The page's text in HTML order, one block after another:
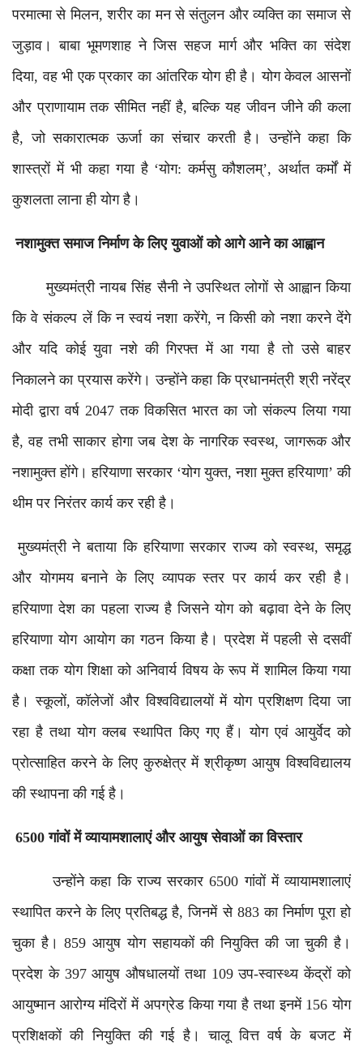
परमात्मा से मिलन, शरीर का मन से संतुलन और व्यक्ति का समाज से
जुड़ाव। बाबा भूमणशाह ने जिस सहज मार्ग और भक्ति का संदेश
दिया, वह भी एक प्रकार का आंतरिक योग ही है। योग केवल आसनों
और प्राणायाम तक सीमित नहीं है, बल्कि यह जीवन जीने की कला
है, जो सकारात्मक ऊर्जा का संचार करती है। उन्होंने कहा कि
शास्त्रों में भी कहा गया है ‘योग: कर्मसु कौशलम्’, अर्थात कर्मों में
कुशलता लाना ही योग है।
नशामुक्त समाज निर्माण के लिए युवाओं को आगे आने का आह्वान
मुख्यमंत्री नायब सिंह सैनी ने उपस्थित लोगों से आह्वान किया
कि वे संकल्प लें कि न स्वयं नशा करेंगे, न किसी को नशा करने देंगे
और यदि कोई युवा नशे की गिरफ्त में आ गया है तो उसे बाहर
निकालने का प्रयास करेंगे। उन्होंने कहा कि प्रधानमंत्री श्री नरेंद्र
मोदी द्वारा वर्ष 2047 तक विकसित भारत का जो संकल्प लिया गया
है, वह तभी साकार होगा जब देश के नागरिक स्वस्थ, जागरूक और
नशामुक्त होंगे। हरियाणा सरकार ‘योग युक्त, नशा मुक्त हरियाणा’ की
थीम पर निरंतर कार्य कर रही है।
मुख्यमंत्री ने बताया कि हरियाणा सरकार राज्य को स्वस्थ, समृद्ध
और योगमय बनाने के लिए व्यापक स्तर पर कार्य कर रही है।
हरियाणा देश का पहला राज्य है जिसने योग को बढ़ावा देने के लिए
हरियाणा योग आयोग का गठन किया है। प्रदेश में पहली से दसवीं
कक्षा तक योग शिक्षा को अनिवार्य विषय के रूप में शामिल किया गया
है। स्कूलों, कॉलेजों और विश्वविद्यालयों में योग प्रशिक्षण दिया जा
रहा है तथा योग क्लब स्थापित किए गए हैं। योग एवं आयुर्वेद को
प्रोत्साहित करने के लिए कुरुक्षेत्र में श्रीकृष्ण आयुष विश्वविद्यालय
की स्थापना की गई है।
6500 गांवों में व्यायामशालाएं और आयुष सेवाओं का विस्तार
उन्होंने कहा कि राज्य सरकार 6500 गांवों में व्यायामशालाएं
स्थापित करने के लिए प्रतिबद्ध है, जिनमें से 883 का निर्माण पूरा हो
चुका है। 859 आयुष योग सहायकों की नियुक्ति की जा चुकी है।
प्रदेश के 397 आयुष औषधालयों तथा 109 उप-स्वास्थ्य केंद्रों को
आयुष्मान आरोग्य मंदिरों में अपग्रेड किया गया है तथा इनमें 156 योग
प्रशिक्षकों की नियुक्ति की गई है। चालू वित्त वर्ष के बजट में